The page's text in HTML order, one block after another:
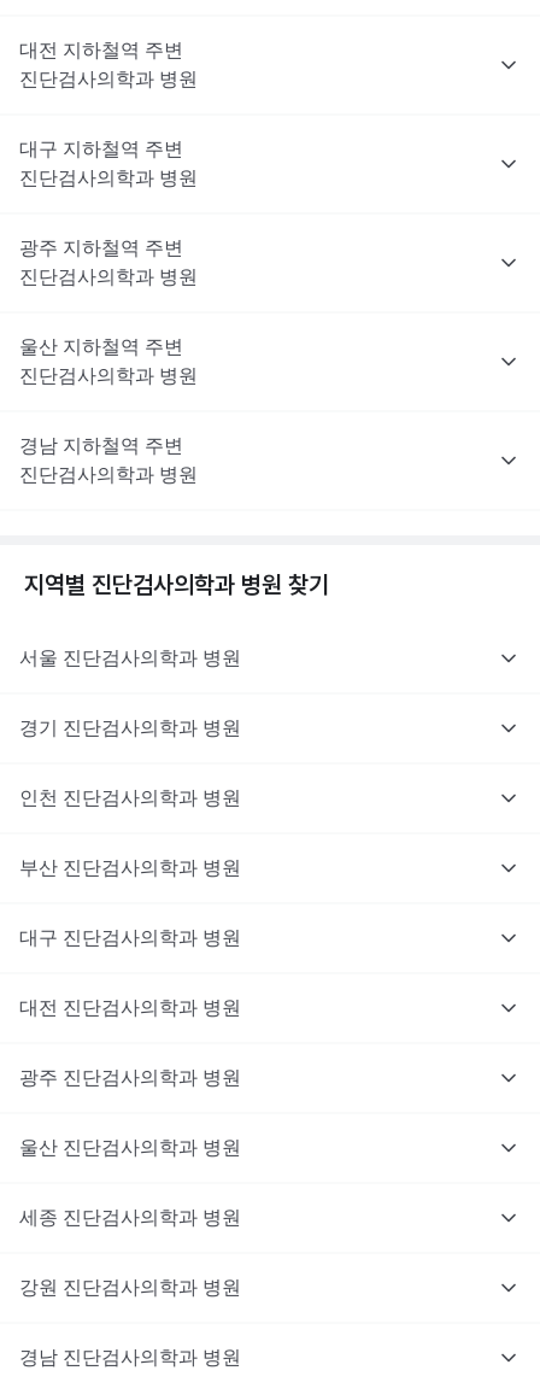
대전 지하철역 주변
진단검사의학과 병원
대구 지하철역 주변
진단검사의학과 병원
광주 지하철역 주변
진단검사의학과 병원
울산 지하철역 주변
진단검사의학과 병원
경남 지하철역 주변
진단검사의학과 병원
지역별 진단검사의학과 병원 찾기
서울 진단검사의학과 병원
경기 진단검사의학과 병원
인천 진단검사의학과 병원
부산 진단검사의학과 병원
대구 진단검사의학과 병원
대전 진단검사의학과 병원
광주 진단검사의학과 병원
울산 진단검사의학과 병원
세종 진단검사의학과 병원
강원 진단검사의학과 병원
경남 진단검사의학과 병원